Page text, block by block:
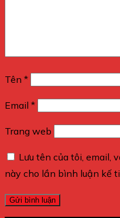
Tên *
Email *
Trang web
Lưu tên của tôi, email,
này cho lần bình luận kế